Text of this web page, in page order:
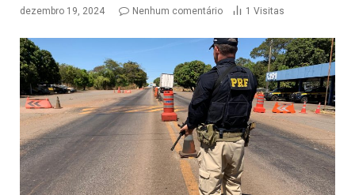
dezembro 19, 2024 Nenhum comentário 1 Visitas